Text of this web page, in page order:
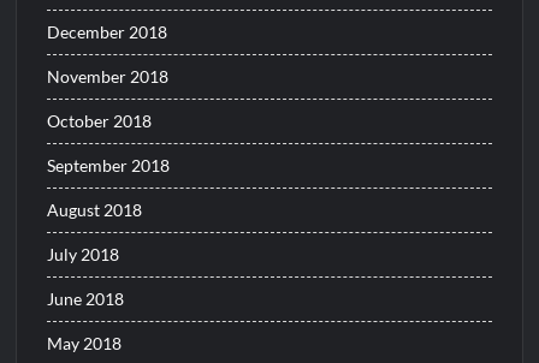
December 2018
November 2018
October 2018
September 2018
August 2018
July 2018
June 2018
May 2018